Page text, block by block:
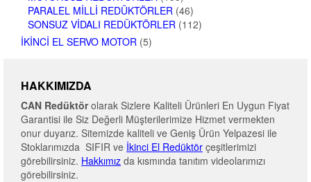
PARALEL MILLI REDÜKTÖRLER (46)
SONSUZ VIDALI REDÜKTÖRLER (112)
İKINCI EL SERVO MOTOR (5)
HAKKIMIZDA
CAN Redüktörolarak Sizlere Kaliteli Ürünleri En Uygun Fiyat
Garantisi ile Siz Değerli Müşterilerimize Hizmet vermekten
onur duyarız. Sitemizde kaliteli ve Geniş Ürün Yelpazesi ile
Stoklarımızda SIFIR ve İkinci El Redüktör çeşitlerimizi
görebilirsiniz. Hakkımız da kısmında tanıtım videolarımızı
görebilirsiniz.